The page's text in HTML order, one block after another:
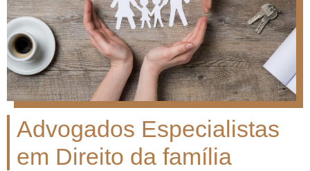
Advogados Especialistas
em Direito da família